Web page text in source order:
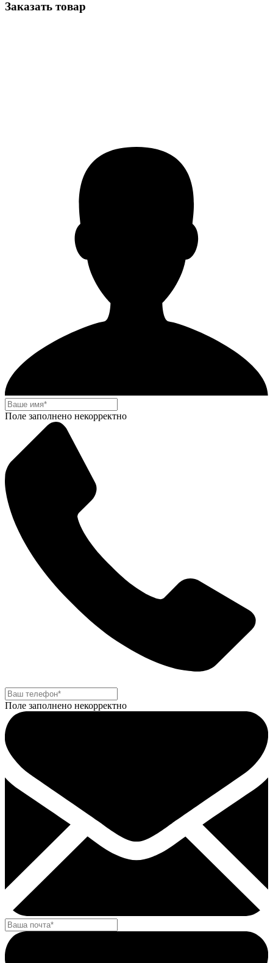
Заказать товар
Поле заполнено некорректно
Поле заполнено некорректно